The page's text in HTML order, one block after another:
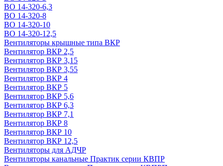
ВО 14-320-6,3
ВО 14-320-8
ВО 14-320-10
ВО 14-320-12,5
Вентиляторы крышные типа ВКР
Вентилятор ВКР 2,5
Вентилятор ВКР 3,15
Вентилятор ВКР 3,55
Вентилятор ВКР 4
Вентилятор ВКР 5
Вентилятор ВКР 5,6
Вентилятор ВКР 6,3
Вентилятор ВКР 7,1
Вентилятор ВКР 8
Вентилятор ВКР 10
Вентилятор ВКР 12,5
Вентиляторы для АДЧР
Вентиляторы канальные Практик серии КВПР